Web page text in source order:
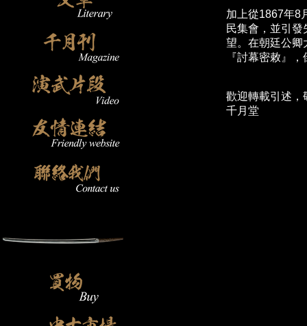
加上從1867年8
民集會，並引
望。在朝廷公卿
『討幕密敕』
歡迎轉載引述，
千月堂